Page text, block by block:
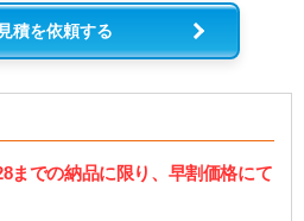
積を依頼する
までの納品に限り、早割価格にて